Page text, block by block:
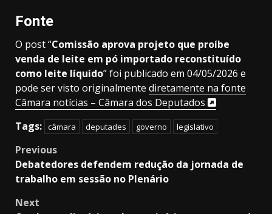
Fonte
O post “Comissão aprova projeto que proíbe
venda de leite em pó importado reconstituído
como leite líquido” foi publicado em 04/05/2026 e
pode ser visto originalmente diretamente na fonte
Câmara notícias – Câmara dos Deputados
Tags: câmara deputades governo legislativo
Post
navigation
Previous
Debatedores defendem redução da jornada de
trabalho em sessão no Plenário
Next